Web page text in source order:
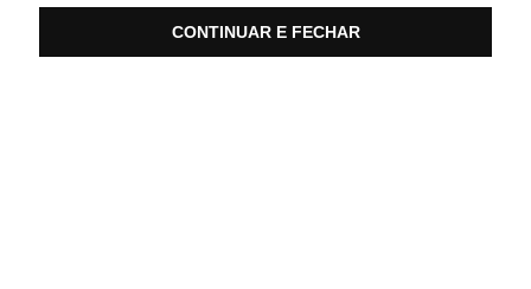
SP
✆ (11) 3014-0507
CONTINUAR E FECHAR